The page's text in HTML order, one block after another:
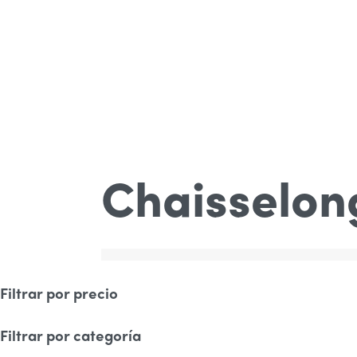
Filtrar por precio
Filtrar por categoría